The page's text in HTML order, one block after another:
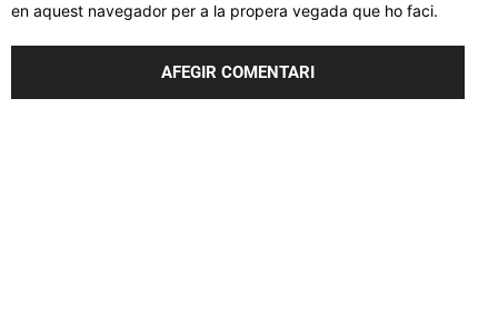
en aquest navegador per a la propera vegada que ho faci.